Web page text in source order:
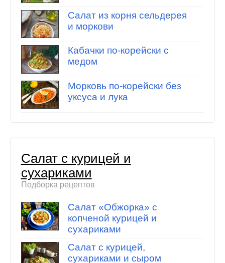
Салат из корня сельдерея
и моркови
Кабачки по-корейски с
медом
Морковь по-корейски без
уксуса и лука
Салат с курицей и
сухариками
Подборка рецептов
Салат «Обжорка» с
копченой курицей и
сухариками
Салат с курицей,
сухариками и сыром